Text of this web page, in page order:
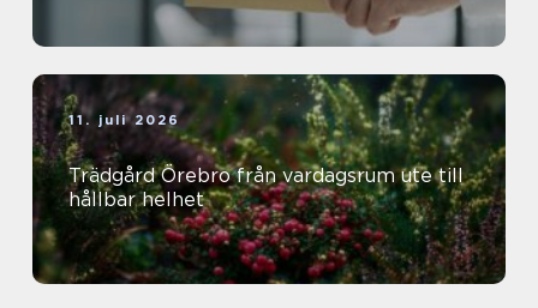
11. juli 2026
Trädgård Örebro från vardagsrum ute till
hållbar helhet